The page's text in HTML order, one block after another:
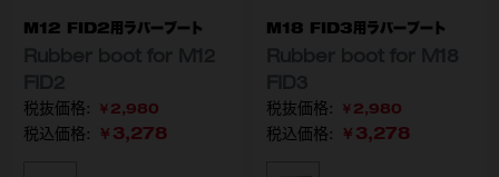
M12 FID2用ラバーブート
￥2,980
税込価格: ￥3,278
M18 FID3用ラバーブート
￥2,980
税込価格: ￥3,278